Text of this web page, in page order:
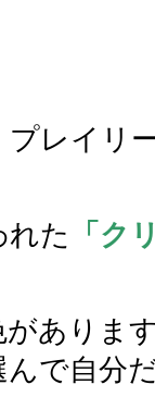
レイリ
れた
「ク
ありま
で自分